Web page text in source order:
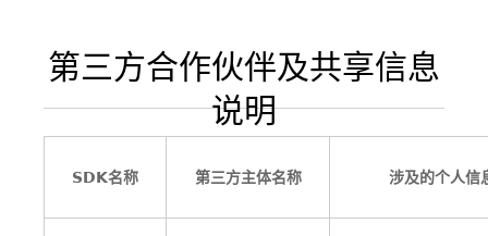
第三方合作伙伴及共享信息
说明
SDK名称 第三方主体名称 涉及的个人信